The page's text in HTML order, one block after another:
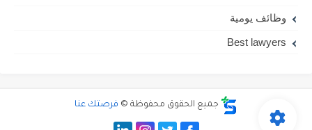
وظائف يومية
Best lawyers
جميع الحقوق محفوظة © فرصتك عنا